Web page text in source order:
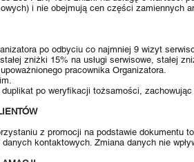
i nie obejmują cen części zamiennych
po odbyciu co najmniej 9 wizyt
zniżki 15% na usługi serwisowe, stałej
pracownika Organizatora.
po weryfikacji tożsamości,
z promocji na podstawie dokumentu
kontaktowych. Zmiana danych nie